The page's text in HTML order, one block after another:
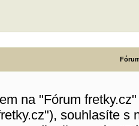
na "Fórum
souhlasíte s